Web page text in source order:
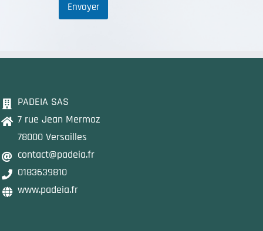
Envoyer
PADEIA SAS
7 rue Jean Mermoz
78000 Versailles
contact@padeia.fr
0183639810
www.padeia.fr